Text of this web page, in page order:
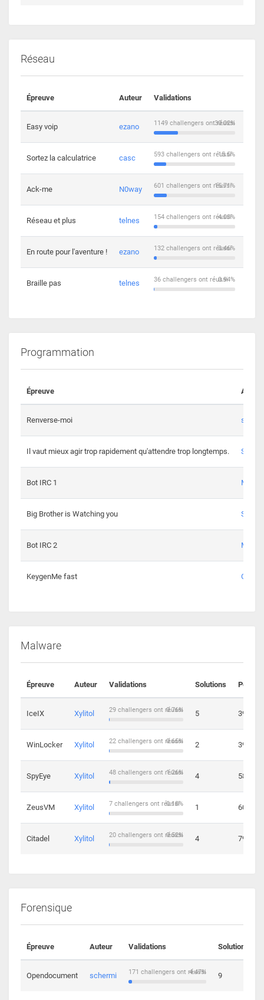
Réseau
Épreuve Auteur Validations
Easy voip ezano 30.02%
1149 challengers ont réussi
Sortez la calculatrice casc 15.5%
593 challengers ont réussi
Ack-me N0way 15.71%
601 challengers ont réussi
Réseau et plus telnes 4.03%
154 challengers ont réussi
En route pour l'aventure ! ezano 3.46%
132 challengers ont réussi
Braille pas telnes 0.94%
36 challengers ont réussi
Programmation
Épreuve Auteur
Renverse-moi s3th
Il vaut mieux agir trop rapidement qu'attendre trop longtemps. Spl3en
Bot IRC 1
Big Brother is Watching you
Bot IRC 2
KeygenMe fast Ge0
Malware
Épreuve Auteur Validations Solutions Points
IceIX Xylitol 0.76%
29 challengers ont réussi 5 39
WinLocker Xylitol 0.65%
22 challengers ont réussi 2 39
SpyEye Xylitol 1.26%
48 challengers ont réussi 4 58
ZeusVM Xylitol 0.18%
7 challengers ont réussi 1 60
Citadel Xylitol 0.52%
20 challengers ont réussi 4 79
Forensique
Épreuve Auteur Validations Solutions
Opendocument schermi 4.47%
171 challengers ont réussi 9